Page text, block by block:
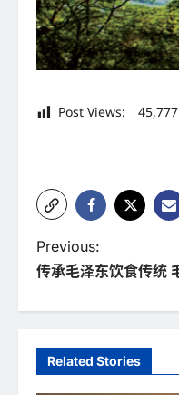
Post Views: 45,777
P
o
s
t
n
Previous:
传承毛泽东饮食传统
Related Stories